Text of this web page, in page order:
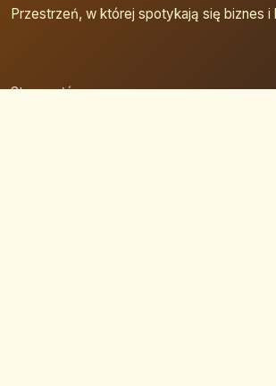
Przestrzeń, w której spotykają się biznes i
Strona główna